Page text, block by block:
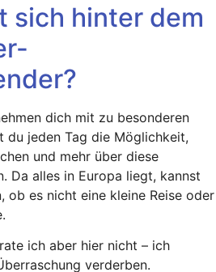
sich hinter dem
dich mit zu besonderen
du jeden Tag die Möglichkeit,
und mehr über diese
Da alles in Europa liegt, kannst
ob es nicht eine kleine Reise oder
ich aber hier nicht – ich
verderben.